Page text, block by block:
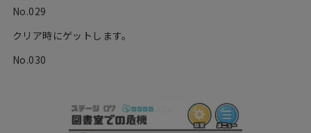
No.029
クリア時にゲットします。
No.030